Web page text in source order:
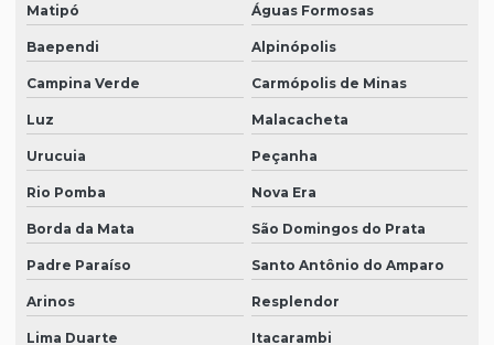
Matipó Águas Formosas
Baependi Alpinópolis
Campina Verde Carmópolis de Minas
Luz Malacacheta
Urucuia Peçanha
Rio Pomba Nova Era
Borda da Mata São Domingos do Prata
Padre Paraíso Santo Antônio do Amparo
Arinos Resplendor
Lima Duarte Itacarambi